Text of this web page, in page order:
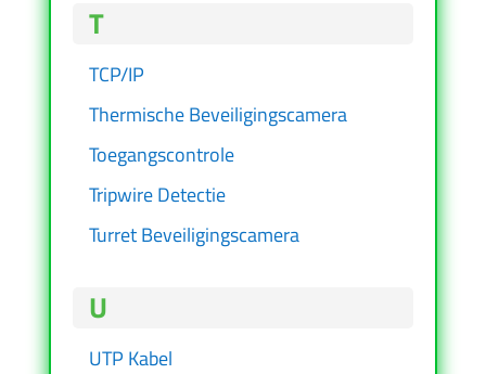
T
TCP/IP
Thermische Beveiligingscamera
Toegangscontrole
Tripwire Detectie
Turret Beveiligingscamera
U
UTP Kabel